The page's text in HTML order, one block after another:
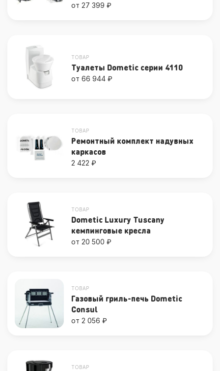
от 27 399 ₽
ТОВАР
Туалеты Dometic серии 4110
от 66 944 ₽
ТОВАР
Ремонтный комплект надувных
каркасов
2 422 ₽
ТОВАР
Dometic Luxury Tuscany
кемпинговые кресла
от 20 500 ₽
ТОВАР
Газовый гриль-печь Dometic
Consul
от 2 056 ₽
ТОВАР